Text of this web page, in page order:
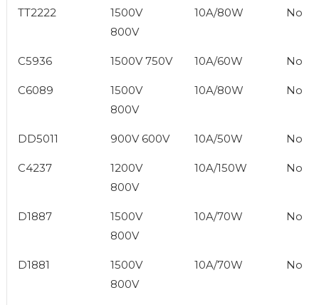
TT2222
1500V
800V
10A/80W No
C5936 1500V 750V 10A/60W No
C6089
1500V
800V
10A/80W No
DD5011 900V 600V 10A/50W No
C4237
1200V
800V
10A/150W No
D1887
1500V
800V
10A/70W No
D1881
1500V
800V
10A/70W No